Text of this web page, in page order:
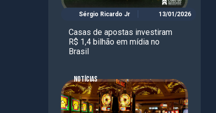
Sérgio Ricardo Jr 13/01/2026
Casas de apostas investiram
R$ 1,4 bilhão em mídia no
Brasil
NOTÍCIAS